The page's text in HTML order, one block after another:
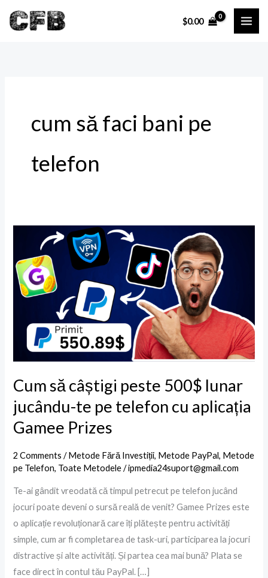
$0.00
cum să faci bani pe
telefon
Cum să câștigi peste 500$ lunar
jucându-te pe telefon cu aplicația
Gamee Prizes
2 Comments /Metode Fără Investiții, Metode PayPal, Metode
pe Telefon, Toate Metodele/ipmedia24suport@gmail.com
Te-ai gândit vreodată că timpul petrecut pe telefon jucând
jocuri poate deveni o sursă reală de venit? Gamee Prizes este
o aplicație revoluționară care îți plătește pentru activități
simple, cum ar fi completarea de task-uri, participarea la jocuri
distractive și alte activități. Și partea cea mai bună? Plata se
face direct în contul tău PayPal. […]
câștigi
peste
500$
jucându-
pe
telefon
cu
aplicația
Gamee